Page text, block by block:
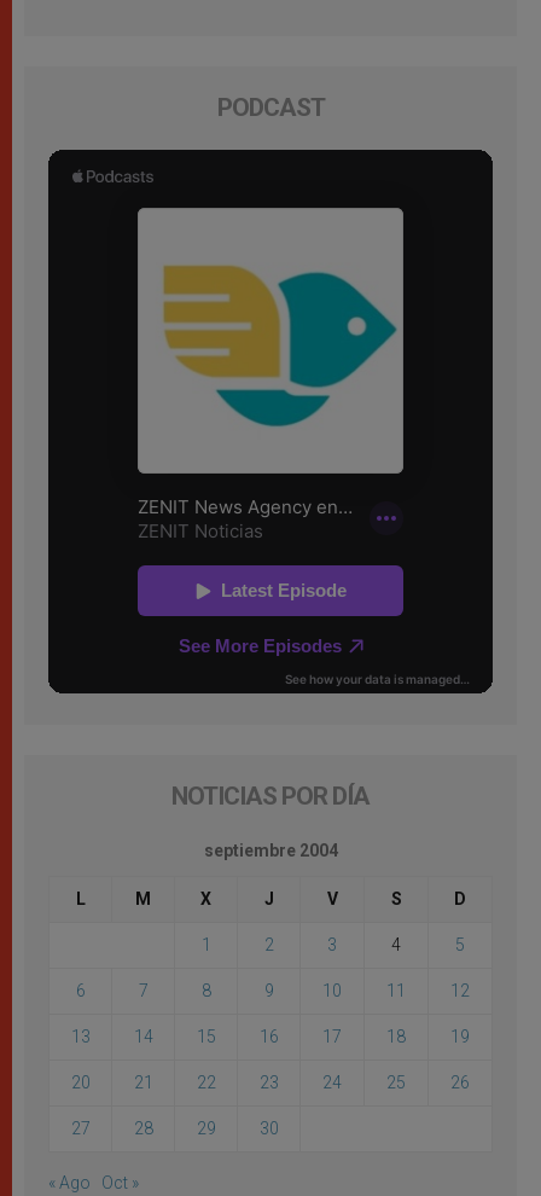
PODCAST
NOTICIAS POR DÍA
septiembre 2004
L M X J V S D
1 2 3 4 5
6 7 8 9 10 11 12
13 14 15 16 17 18 19
20 21 22 23 24 25 26
27 28 29 30
« Ago Oct »